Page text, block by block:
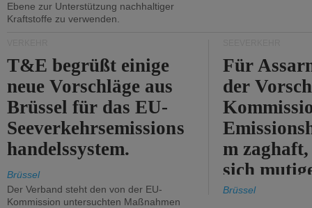
Ebene zur Unterstützung nachhaltiger
Kraftstoffe zu verwenden.
T&E begrüßt einige
neue Vorschläge aus
Brüssel für das EU-
Seeverkehrsemissions
handelssystem.
Brüssel
Der Verband steht den von der EU-
Kommission untersuchten Maßnahmen
Für
der
m
sich
Brüssel